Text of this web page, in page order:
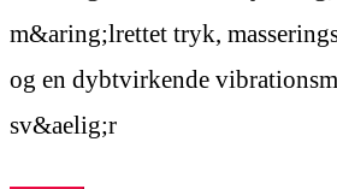
m&aring;lrettet tryk,
og en dybtvirkende
sv&aelig;r